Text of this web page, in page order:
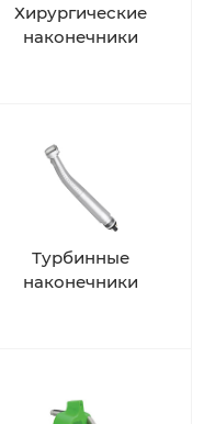
Хирургические
наконечники
Турбинные
наконечники